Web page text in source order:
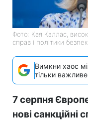
Фото: Кая Каллас,
справ і політики
Вимкни хаос
тільки
7 серпня
нові санкційні